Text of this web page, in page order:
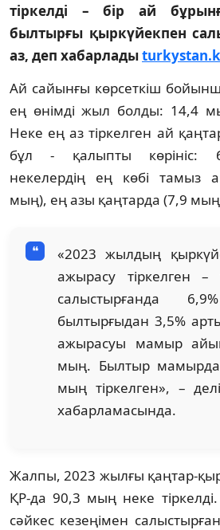
тіркелді – бір ай
былтырғы қыркүйекпен
аз, деп хабарлады
Ай сайынғы көрсеткіш
ең өнімді жыл болды: 14,4
Неке ең аз тіркелген ай
бұл - қалыпты көрініс:
некелердің ең көбі тамыз
мың), ең азы қаңтарда (7,9
«2023 жылдың
ажырасу тіркелген
салыстырғанда
былтырғыдан 3,5%
ажырасуы мамыр
мың. Былтыр
мың тіркелген», –
хабарламасында.
Жалпы, 2023 жылғы қаңтар-
ҚР-да 90,3 мың неке
сәйкес кезеңімен